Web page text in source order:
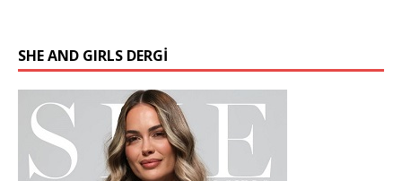
SHE AND GIRLS DERGİ